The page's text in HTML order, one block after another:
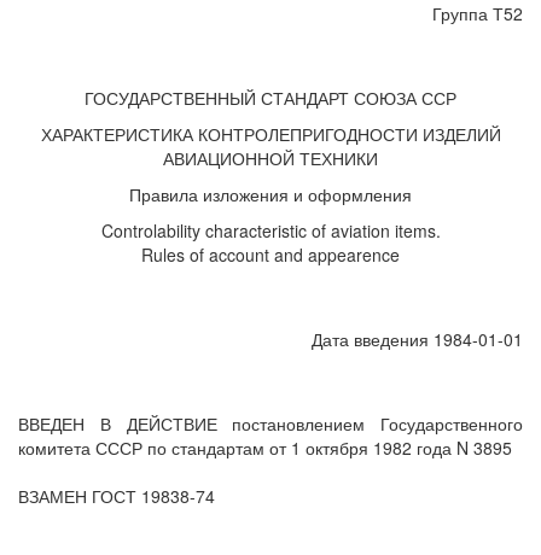
Группа Т52
ГОСУДАРСТВЕННЫЙ СТАНДАРТ СОЮЗА ССР
ХАРАКТЕРИСТИКА КОНТРОЛЕПРИГОДНОСТИ ИЗДЕЛИЙ
АВИАЦИОННОЙ ТЕХНИКИ
Правила изложения и оформления
Controlability characteristic of aviation items.
Rules of account and appearence
Дата введения 1984-01-01
ВВЕДЕН В ДЕЙСТВИЕ постановлением Государственного
комитета СССР по стандартам от 1 октября 1982 года N 3895
ВЗАМЕН ГОСТ 19838-74